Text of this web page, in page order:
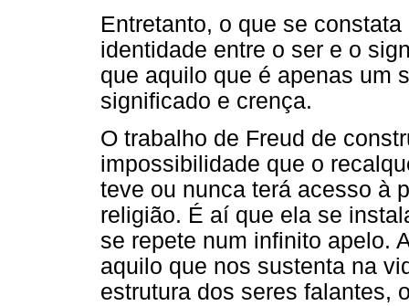
Entretanto, o que se
identidade entre o ser e o
que aquilo que é apenas um
significado e crença.
O trabalho de Freud de
impossibilidade que o
teve ou nunca terá acesso à
religião. É aí que ela se
se repete num infinito apelo.
aquilo que nos sustenta na
estrutura dos seres falantes,